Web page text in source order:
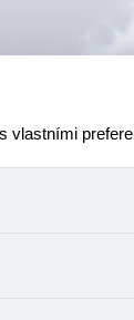
vlastními